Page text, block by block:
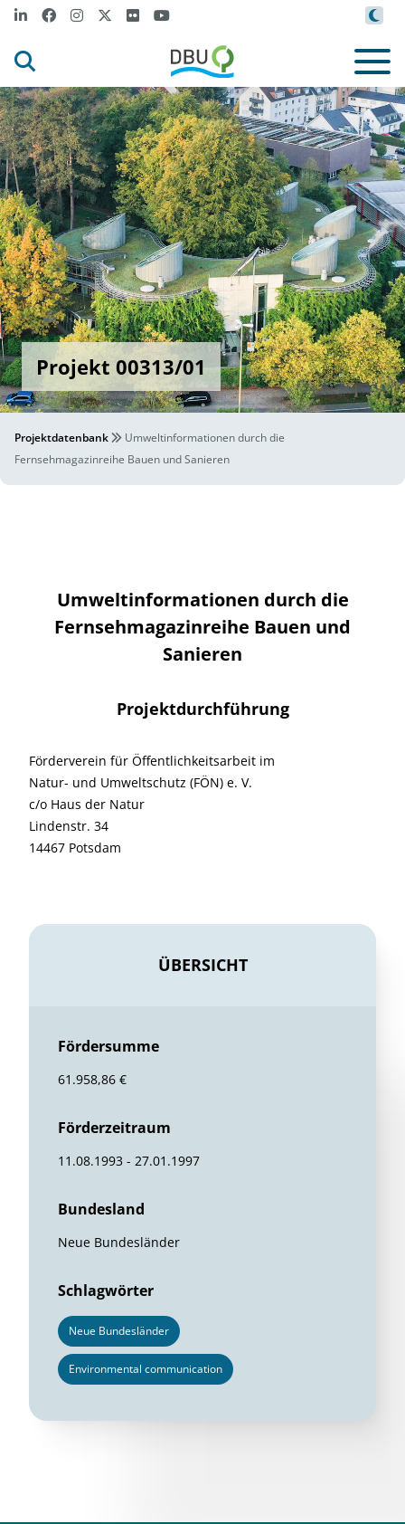
Projekt 00313/01
Projektdatenbank
Umweltinformationen durch die
Fernsehmagazinreihe Bauen und Sanieren
Umweltinformationen durch die
Fernsehmagazinreihe Bauen und
Sanieren
Projektdurchführung
Förderverein für Öffentlichkeitsarbeit im
Natur- und Umweltschutz (FÖN) e. V.
c/o Haus der Natur
Lindenstr. 34
14467 Potsdam
ÜBERSICHT
Fördersumme
61.958,86 €
Förderzeitraum
11.08.1993 - 27.01.1997
Bundesland
Neue Bundesländer
Schlagwörter
Neue Bundesländer
Environmental communication